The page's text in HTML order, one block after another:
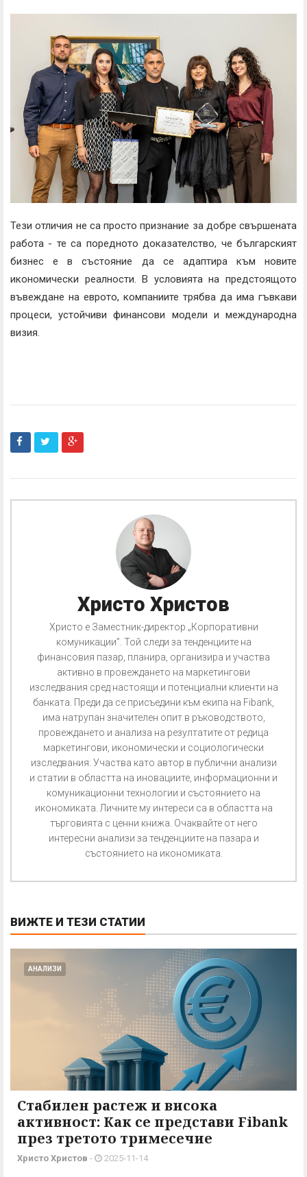
Тези отличия не са просто признание за добре свършената
работа - те са поредното доказателство, че българският
бизнес е в състояние да се адаптира към новите
икономически реалности. В условията на предстоящото
въвеждане на еврото, компаниите трябва да има гъвкави
процеси, устойчиви финансови модели и международна
визия.
Христо Христов
Христо е Заместник-директор „Корпоративни
комуникации”. Той следи за тенденциите на
финансовия пазар, планира, организира и участва
активно в провеждането на маркетингови
изследвания сред настоящи и потенциални клиенти на
банката. Преди да се присъедини към екипа на Fibank,
има натрупан значителен опит в ръководството,
провеждането и анализа на резултатите от редица
маркетингови, икономически и социологически
изследвания. Участва като автор в публични анализи
и статии в областта на иновациите, информационни и
комуникационни технологии и състоянието на
икономиката. Личните му интереси са в областта на
търговията с ценни книжа. Очаквайте от него
интересни анализи за тенденциите на пазара и
състоянието на икономиката.
ВИЖТЕ И ТЕЗИ СТАТИИ
АНАЛИЗИ
Стабилен растеж и висока
активност: Как се представи Fibank
през третото тримесечие
Христо Христов - 2025-11-14